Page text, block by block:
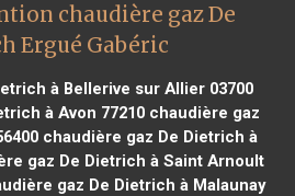
chaudière gaz De
Ergué Gabéric
à Bellerive sur Allier 03700
à Avon 77210chaudière gaz
chaudière gaz De Dietrich à
gaz De Dietrich à Saint Arnoult
gaz De Dietrich à Malaunay